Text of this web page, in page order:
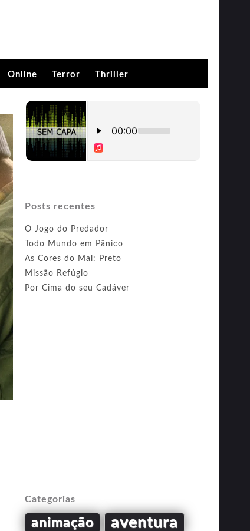
Online Terror Thriller
Posts recentes
O Jogo do Predador
Todo Mundo em Pânico
As Cores do Mal: Preto
Missão Refúgio
Por Cima do seu Cadáver
Categorias
animação aventura